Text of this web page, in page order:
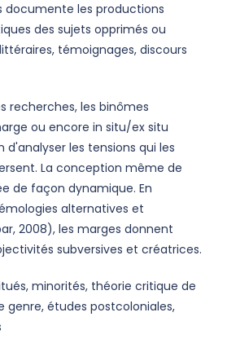
documente les productions
des sujets opprimés ou
témoignages, discours
recherches, les binômes
ou encore in situ/ex situ
d'analyser les tensions qui les
La conception même de
de façon dynamique. En
alternatives et
2008), les marges donnent
subversives et créatrices.
minorités, théorie critique de
genre, études postcoloniales,